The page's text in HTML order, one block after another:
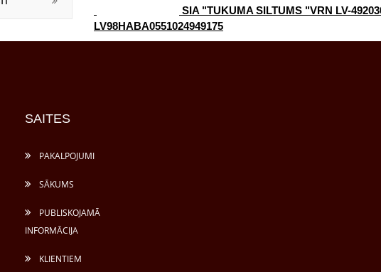
SIA "TUKUMA SILTUMS "VRN LV-
LV98HABA0551024949175
SAITES
PAKALPOJUMI
SĀKUMS
PUBLISKOJAMĀ
INFORMĀCIJA
KLIENTIEM